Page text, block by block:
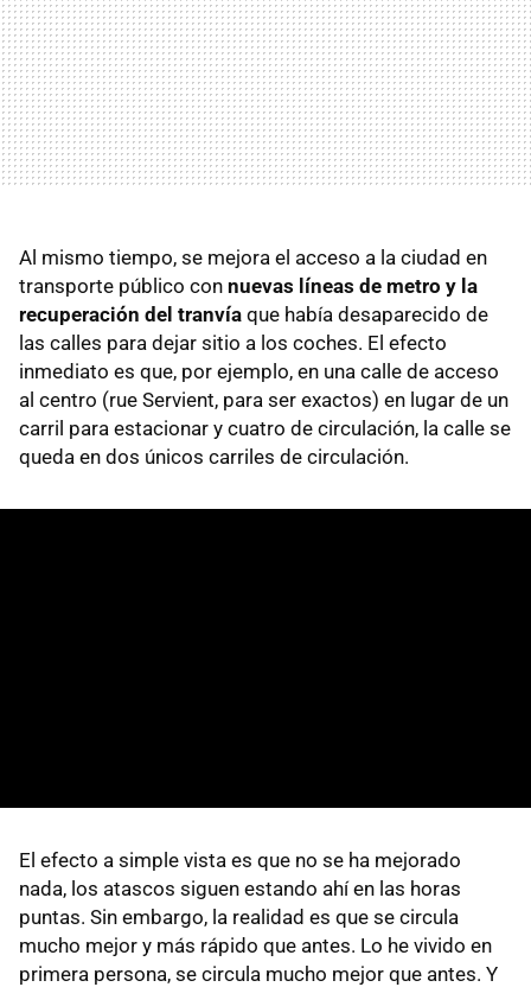
Al mismo tiempo, se mejora el acceso a la ciudad en
transporte público con nuevas líneas de metro y la
recuperación del tranvía que había desaparecido de
las calles para dejar sitio a los coches. El efecto
inmediato es que, por ejemplo, en una calle de acceso
al centro (rue Servient, para ser exactos) en lugar de un
carril para estacionar y cuatro de circulación, la calle se
queda en dos únicos carriles de circulación.
El efecto a simple vista es que no se ha mejorado
nada, los atascos siguen estando ahí en las horas
puntas. Sin embargo, la realidad es que se circula
mucho mejor y más rápido que antes. Lo he vivido en
primera persona, se circula mucho mejor que antes. Y